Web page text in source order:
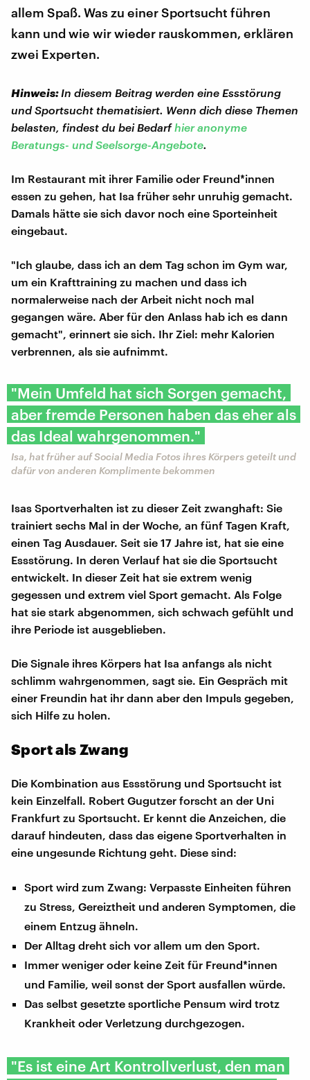
allem Spaß. Was zu einer Sportsucht führen
kann und wie wir wieder rauskommen, erklären
zwei Experten.
Hinweis: In diesem Beitrag werden eine Essstörung
und Sportsucht thematisiert. Wenn dich diese Themen
belasten, findest du bei Bedarf hier anonyme
Beratungs- und Seelsorge-Angebote.
Im Restaurant mit ihrer Familie oder Freund*innen
essen zu gehen, hat Isa früher sehr unruhig gemacht.
Damals hätte sie sich davor noch eine Sporteinheit
eingebaut.
"Ich glaube, dass ich an dem Tag schon im Gym war,
um ein Krafttraining zu machen und dass ich
normalerweise nach der Arbeit nicht noch mal
gegangen wäre. Aber für den Anlass hab ich es dann
gemacht", erinnert sie sich. Ihr Ziel: mehr Kalorien
verbrennen, als sie aufnimmt.
"Mein Umfeld hat sich Sorgen gemacht,
aber fremde Personen haben das eher als
das Ideal wahrgenommen."
Isa, hat früher auf Social Media Fotos ihres Körpers geteilt und
dafür von anderen Komplimente bekommen
Isas Sportverhalten ist zu dieser Zeit zwanghaft: Sie
trainiert sechs Mal in der Woche, an fünf Tagen Kraft,
einen Tag Ausdauer. Seit sie 17 Jahre ist, hat sie eine
Essstörung. In deren Verlauf hat sie die Sportsucht
entwickelt. In dieser Zeit hat sie extrem wenig
gegessen und extrem viel Sport gemacht. Als Folge
hat sie stark abgenommen, sich schwach gefühlt und
ihre Periode ist ausgeblieben.
Die Signale ihres Körpers hat Isa anfangs als nicht
schlimm wahrgenommen, sagt sie. Ein Gespräch mit
einer Freundin hat ihr dann aber den Impuls gegeben,
sich Hilfe zu holen.
Sport als Zwang
Die Kombination aus Essstörung und Sportsucht ist
kein Einzelfall. Robert Gugutzer forscht an der Uni
Frankfurt zu Sportsucht. Er kennt die Anzeichen, die
darauf hindeuten, dass das eigene Sportverhalten in
eine ungesunde Richtung geht. Diese sind:
Sport wird zum Zwang: Verpasste Einheiten führen
zu Stress, Gereiztheit und anderen Symptomen, die
einem Entzug ähneln.
Der Alltag dreht sich vor allem um den Sport.
Immer weniger oder keine Zeit für Freund*innen
und Familie, weil sonst der Sport ausfallen würde.
Das selbst gesetzte sportliche Pensum wird trotz
Krankheit oder Verletzung durchgezogen.
"Es ist eine Art Kontrollverlust, den man